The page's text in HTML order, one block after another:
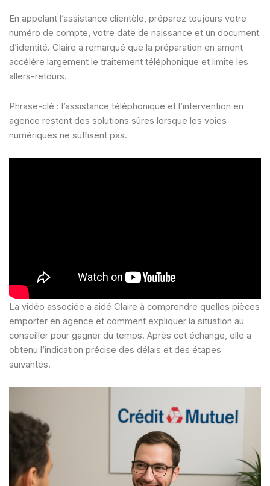
En appelant l’assistance clientèle, préparez toujours votre
numéro de compte, votre date de naissance et un document
d’identité. Claire a remarqué que la préparation en amont
accélère largement le traitement téléphonique et limite les
allers-retours.
Phrase-clé : l’assistance téléphonique et l’intervention en
agence restent des solutions sûres lorsque les voies
numériques ne suffisent pas.
La vidéo associée a aidé Claire à comprendre quelles pièces
emporter en agence et comment expliquer la situation au
conseiller pour gagner du temps. Après cet échange, elle a
obtenu l’indication précise des délais et des étapes
suivantes.